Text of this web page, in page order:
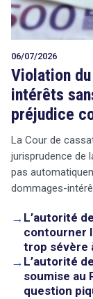
06/07/2026
Violation du
intérêts
préjudice
La Cour de
jurisprudence de
pas
dommages-
→ L’autorité
contourner
trop sévère
→ L’autorité
soumise au
question